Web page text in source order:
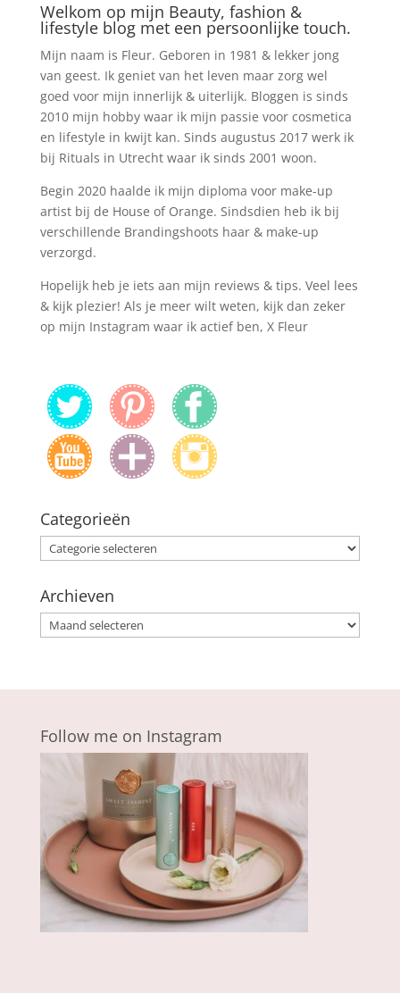
Welkom op mijn Beauty, fashion &
lifestyle blog met een persoonlijke touch.
Mijn naam is Fleur. Geboren in 1981 & lekker jong
van geest. Ik geniet van het leven maar zorg wel
goed voor mijn innerlijk & uiterlijk. Bloggen is sinds
2010 mijn hobby waar ik mijn passie voor cosmetica
en lifestyle in kwijt kan. Sinds augustus 2017 werk ik
bij Rituals in Utrecht waar ik sinds 2001 woon.
Begin 2020 haalde ik mijn diploma voor make-up
artist bij de House of Orange. Sindsdien heb ik bij
verschillende Brandingshoots haar & make-up
verzorgd.
Hopelijk heb je iets aan mijn reviews & tips. Veel lees
& kijk plezier! Als je meer wilt weten, kijk dan zeker
op mijn Instagram waar ik actief ben, X Fleur
Categorieën
Categorieën
Archieven
Archieven
Follow me on Instagram